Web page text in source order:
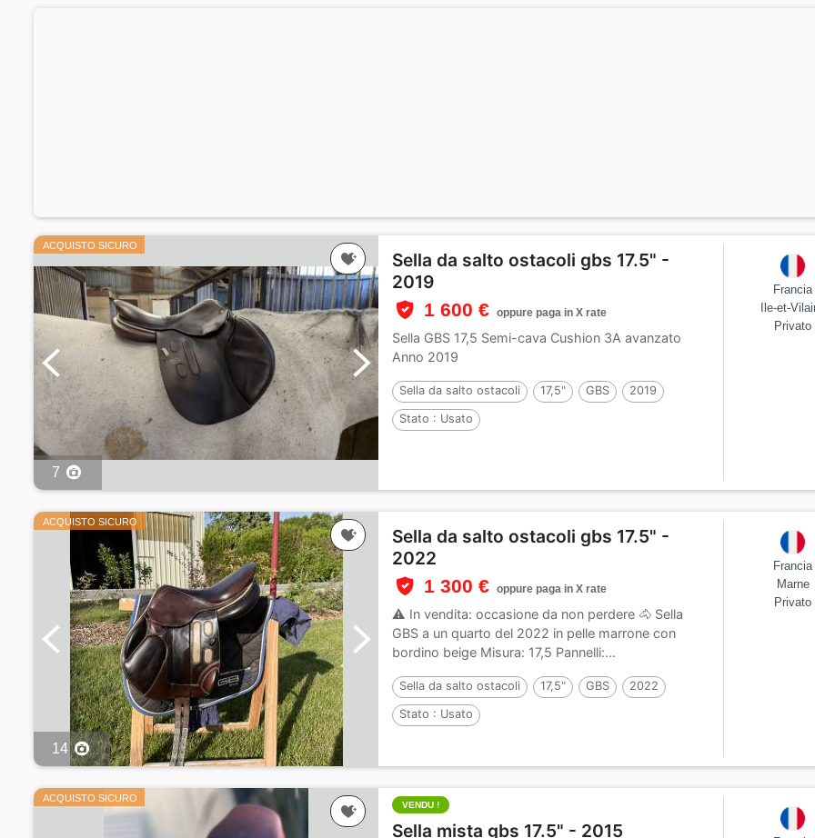
ACQUISTO SICURO
7
Sella da salto ostacoli gbs 17.5" -
2019
1 600 € oppure paga in X rate
Sella GBS 17,5 Semi-cava Cushion 3A avanzato
Anno 2019
Sella da salto ostacoli 17,5" GBS 2019
Stato : Usato
Francia
Ile-et-
Privato
ACQUISTO SICURO
14
Sella da salto ostacoli gbs 17.5" -
2022
1 300 € oppure paga in X rate
⚠️ In vendita: occasione da non perdere 🐴 Sella
GBS a un quarto del 2022 in pelle marrone con
bordino beige Misura: 17,5 Pannelli:...
Sella da salto ostacoli 17,5" GBS 2022
Stato : Usato
Francia
Marne
Privato
ACQUISTO SICURO
VENDU !
Sella mista gbs 17.5" - 2015